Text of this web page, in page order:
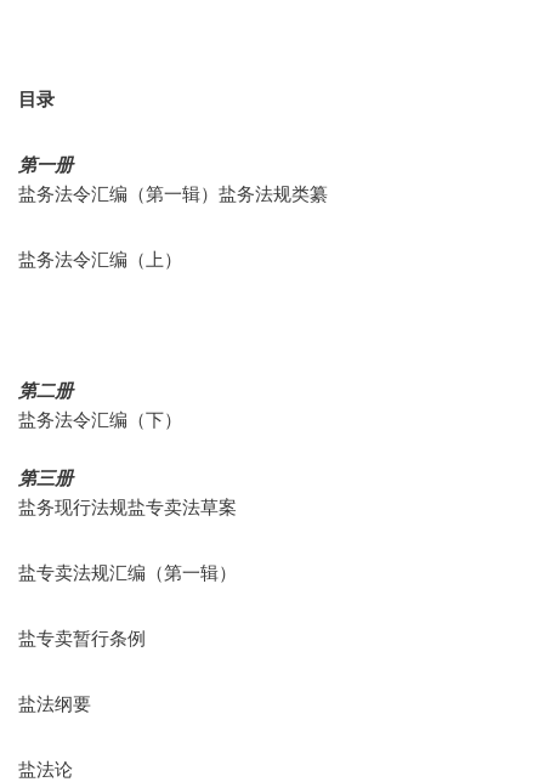
目录
第一册
盐务法令汇编（第一辑）盐务法规类纂
盐务法令汇编（上）
第二册
盐务法令汇编（下）
第三册
盐务现行法规盐专卖法草案
盐专卖法规汇编（第一辑）
盐专卖暂行条例
盐法纲要
盐法论